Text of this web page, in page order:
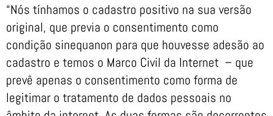
“Nós tínhamos o cadastro positivo na sua versão
original, que previa o consentimento como
condição sinequanon para que houvesse adesão ao
cadastro e temos o Marco Civil da Internet – que
prevê apenas o consentimento como forma de
legitimar o tratamento de dados pessoais no